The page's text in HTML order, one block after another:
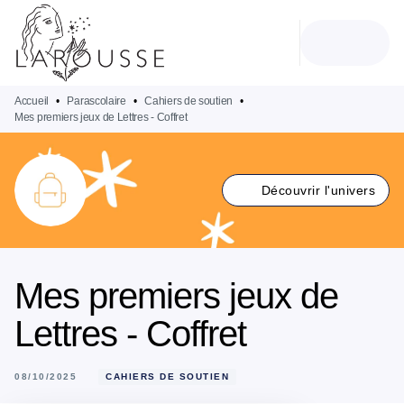
MENU
PIED DE PAGE
Accueil • Parascolaire • Cahiers de soutien
•
Mes premiers jeux de Lettres - Coffret
Découvrir l'univers
Mes premiers jeux de
Lettres - Coffret
08/10/2025 CAHIERS DE SOUTIEN